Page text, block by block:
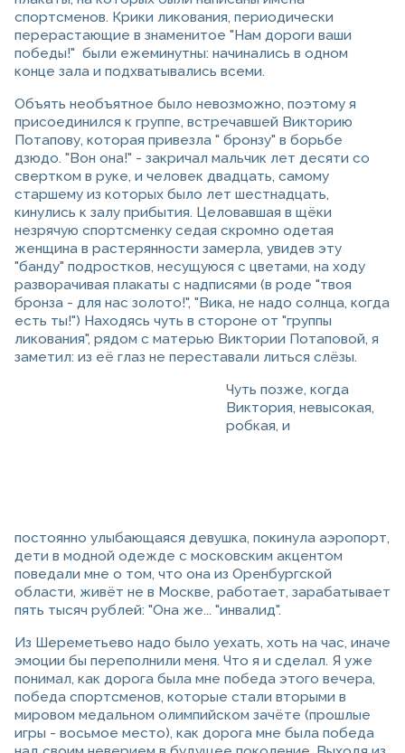
спортсменов. Крики ликования, периодически
перерастающие в знаменитое "Нам дороги ваши
победы!" были ежеминутны: начинались в одном
конце зала и подхватывались всеми.
Объять необъятное было невозможно, поэтому я
присоединился к группе, встречавшей Викторию
Потапову, которая привезла " бронзу" в борьбе
дзюдо. "Вон она!" - закричал мальчик лет десяти со
свертком в руке, и человек двадцать, самому
старшему из которых было лет шестнадцать,
кинулись к залу прибытия. Целовавшая в щёки
незрячую спортсменку седая скромно одетая
женщина в растерянности замерла, увидев эту
"банду" подростков, несущуюся с цветами, на ходу
разворачивая плакаты с надписями (в роде "твоя
бронза - для нас золото!", "Вика, не надо солнца, когда
есть ты!") Находясь чуть в стороне от "группы
ликования", рядом с матерью Виктории Потаповой, я
заметил: из её глаз не переставали литься слёзы.
Чуть позже, когда
Виктория, невысокая,
робкая, и
постоянно улыбающаяся девушка, покинула аэропорт,
дети в модной одежде с московским акцентом
поведали мне о том, что она из Оренбургской
области, живёт не в Москве, работает, зарабатывает
пять тысяч рублей: "Она же... "инвалид".
Из Шереметьево надо было уехать, хоть на час, иначе
эмоции бы переполнили меня. Что я и сделал. Я уже
понимал, как дорога была мне победа этого вечера,
победа спортсменов, которые стали вторыми в
мировом медальном олимпийском зачёте (прошлые
игры - восьмое место), как дорога мне была победа